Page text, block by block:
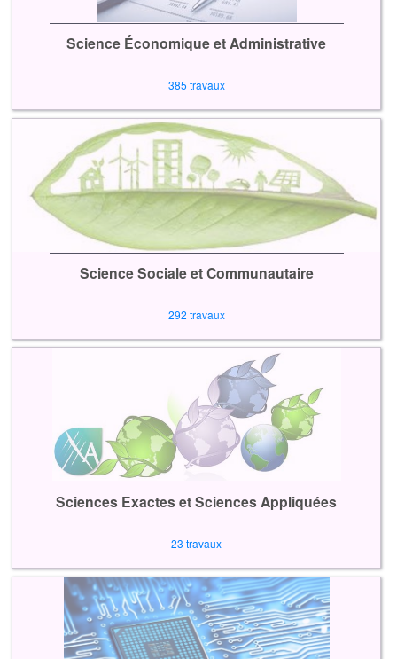
Science Économique et Administrative
385 travaux
Science Sociale et Communautaire
292 travaux
Sciences Exactes et Sciences Appliquées
23 travaux